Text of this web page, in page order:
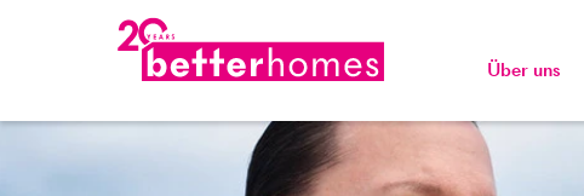
Über uns